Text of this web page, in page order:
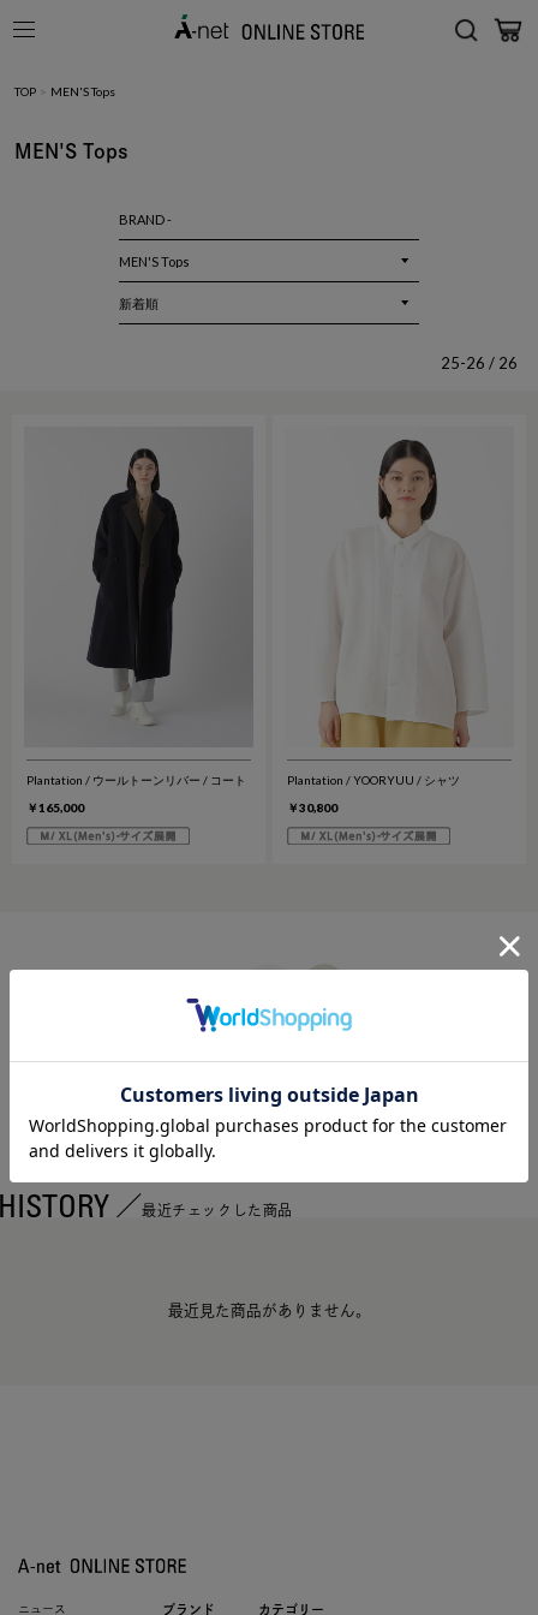
TOP > MEN'S Tops
MEN'S Tops
BRAND -
25-26 / 26
Plantation / ウールトーンリバー / コート
￥165,000
Plantation / YOORYUU / シャツ
￥30,800
最近チェックした商品
最近見た商品がありません。
ニュース ブランド カテゴリー